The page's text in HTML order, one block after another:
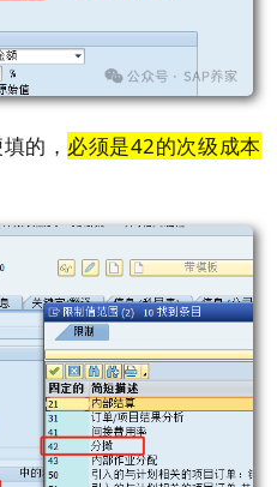
的， 必须是42的次级成本